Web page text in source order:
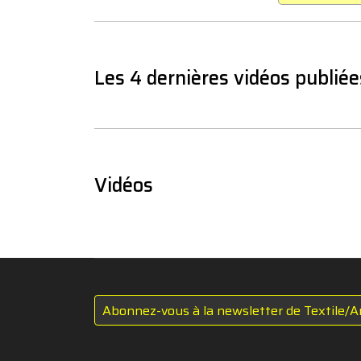
Les 4 dernières vidéos
Vidéos
Abonnez-vous à la newsletter de Textile/